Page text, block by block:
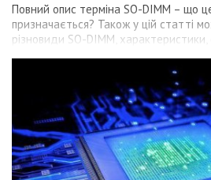
Повний опис терміна SO-DIMM – що
призначається? Також у цій статті
різновиди SO-DIMM, характеристики,